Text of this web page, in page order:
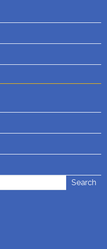
Search